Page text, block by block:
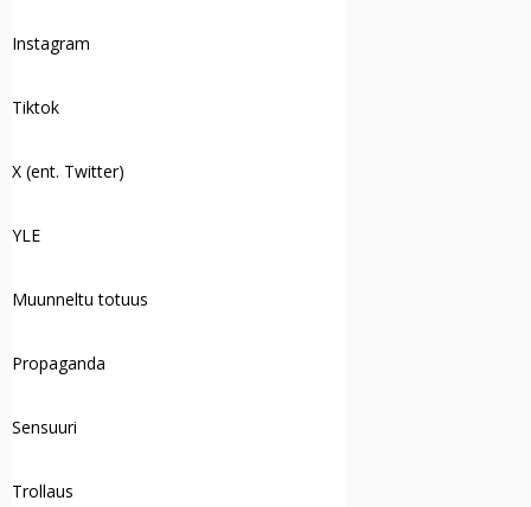
Instagram
Tiktok
X (ent. Twitter)
YLE
Muunneltu totuus
Propaganda
Sensuuri
Trollaus